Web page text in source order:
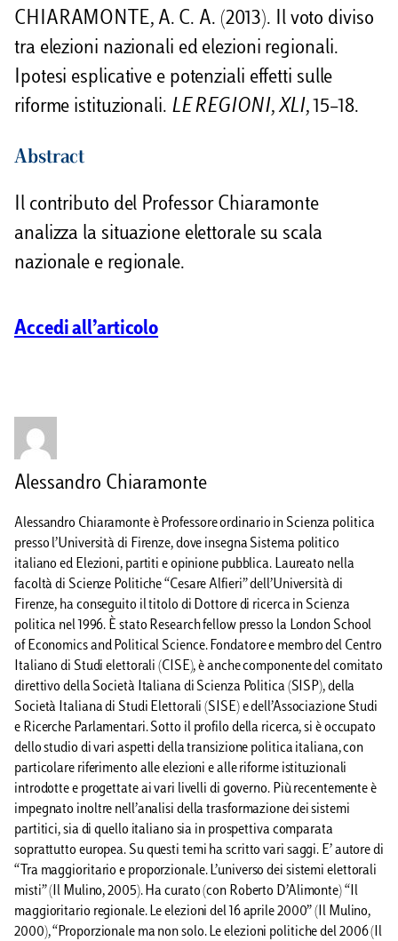
v
i
CHIARAMONTE, A. C. A. (2013). Il voto diviso
tra elezioni nazionali ed elezioni regionali.
Ipotesi esplicative e potenziali effetti sulle
riforme istituzionali. LE REGIONI,XLI, 15–18.
Abstract
Il contributo del Professor Chiaramonte
analizza la situazione elettorale su scala
nazionale e regionale.
Accedi all’articolo
Alessandro Chiaramonte
Alessandro Chiaramonte è Professore ordinario in Scienza politica
presso l’Università di Firenze, dove insegna Sistema politico
italiano ed Elezioni, partiti e opinione pubblica. Laureato nella
facoltà di Scienze Politiche “Cesare Alfieri” dell’Università di
Firenze, ha conseguito il titolo di Dottore di ricerca in Scienza
politica nel 1996. È stato Research fellow presso la London School
of Economics and Political Science. Fondatore e membro del Centro
Italiano di Studi elettorali (CISE), è anche componente del comitato
direttivo della Società Italiana di Scienza Politica (SISP), della
Società Italiana di Studi Elettorali (SISE) e dell’Associazione Studi
e Ricerche Parlamentari. Sotto il profilo della ricerca, si è occupato
dello studio di vari aspetti della transizione politica italiana, con
particolare riferimento alle elezioni e alle riforme istituzionali
introdotte e progettate ai vari livelli di governo. Più recentemente è
impegnato inoltre nell’analisi della trasformazione dei sistemi
partitici, sia di quello italiano sia in prospettiva comparata
soprattutto europea. Su questi temi ha scritto vari saggi. E’ autore di
“Tra maggioritario e proporzionale. L’universo dei sistemi elettorali
misti” (Il Mulino, 2005). Ha curato (con Roberto D’Alimonte) “Il
maggioritario regionale. Le elezioni del 16 aprile 2000” (Il Mulino,
2000), “Proporzionale ma non solo. Le elezioni politiche del 2006 (Il